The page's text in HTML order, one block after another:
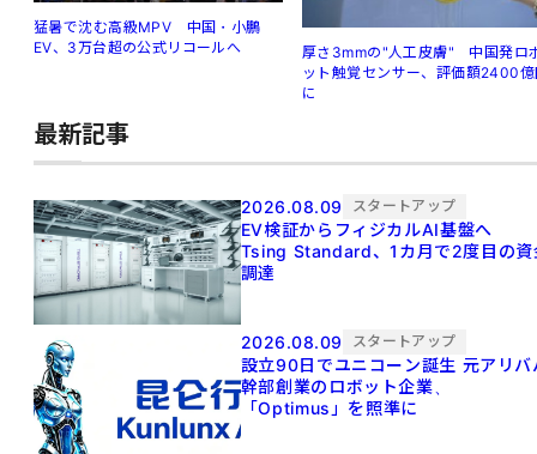
猛暑で沈む高級MPV 中国・小鵬
EV、3万台超の公式リコールへ
厚さ3mmの"人工皮膚" 中国発ロ
ット触覚センサー、評価額2400
に
最新記事
2026.08.09 スタートアップ
EV検証からフィジカルAI基盤へ
Tsing Standard、1カ月で2度目の資
調達
2026.08.09 スタートアップ
設立90日でユニコーン誕生 元アリババ
幹部創業のロボット企業、
「Optimus」を照準に